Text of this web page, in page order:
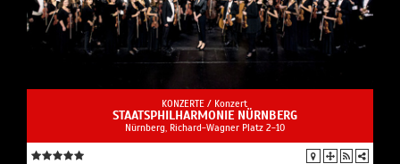
KONZERTE / Konzert
STAATS­PHIL­HAR­MO­NIE NÜRNBERG
Nürnberg, Richard-Wagner Platz 2-10